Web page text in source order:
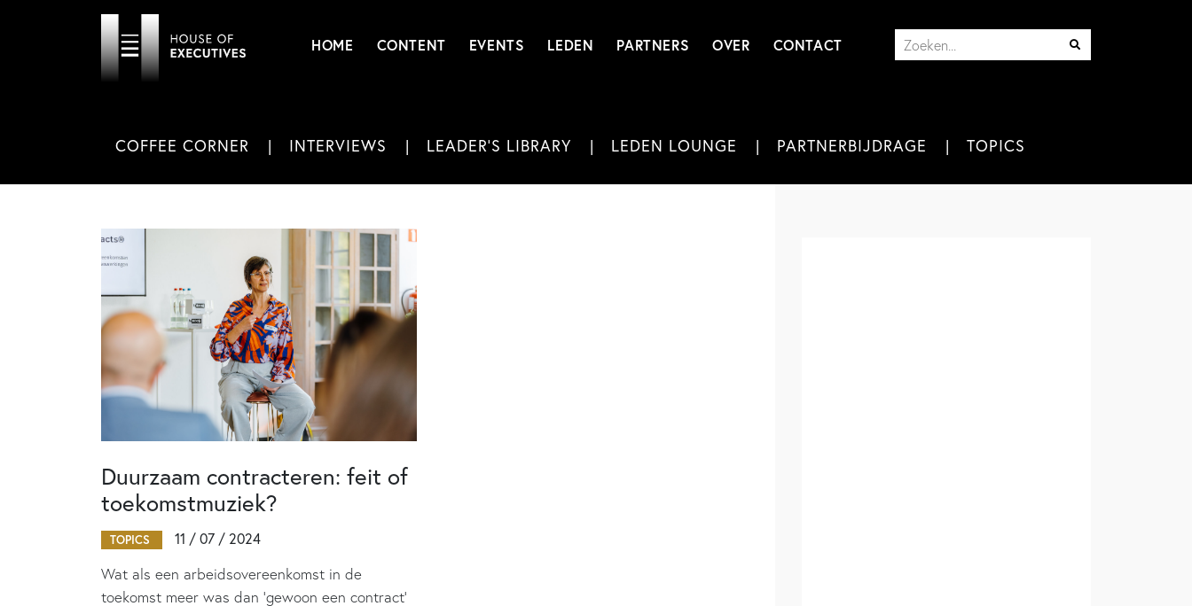
HOME CONTENT EVENTS LEDEN PARTNERS OVER CONTACT
COFFEE CORNER INTERVIEWS LEADER'S LIBRARY LEDEN LOUNGE PARTNERBIJDRAGE TOPICS
Duurzaam contracteren: feit of
toekomstmuziek?
TOPICS 11 / 07 / 2024
Wat als een arbeidsovereenkomst in de
toekomst meer was dan ‘gewoon een contract’